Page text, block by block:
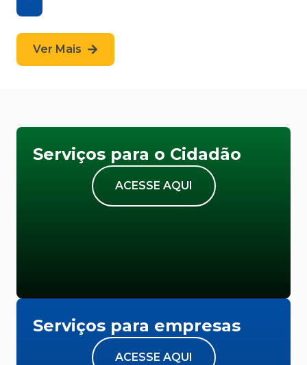
Ver Mais
Serviços para o Cidadão
ACESSE AQUI
Serviços para empresas
ACESSE AQUI